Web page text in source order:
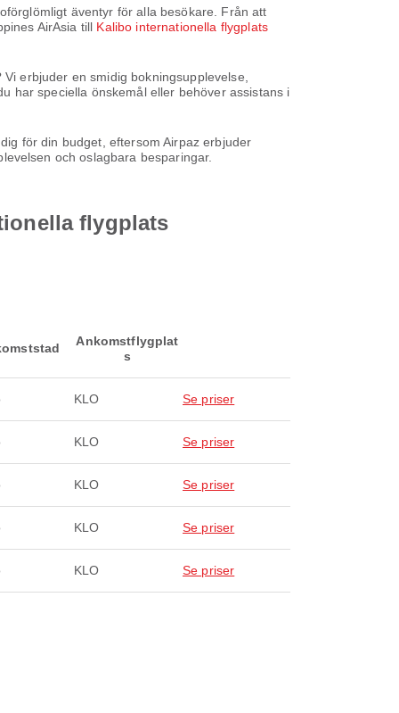
äventyr för alla besökare. Från att
AirAsia till Kalibo internationella flygplats
erbjuder en smidig bokningsupplevelse,
har speciella önskemål eller behöver assistans i
för din budget, eftersom Airpaz erbjuder
och oslagbara besparingar.
flygplats
Ankomstflygplat
s
KLO Se priser
KLO Se priser
KLO Se priser
KLO Se priser
KLO Se priser